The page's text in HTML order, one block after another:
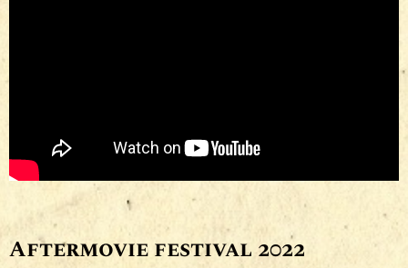
Aftermovie festival 2022